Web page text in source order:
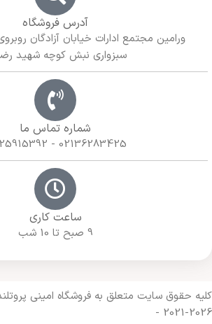
آدرس فروشگاه
ورامین مجتمع ادارات خیابان آزادگان
سبزواری نبش کوچه شهید
شماره تماس ما
02136283425 - 09125915392
ساعت کاری
9 صبح تا 10 شب
- 2021-2026